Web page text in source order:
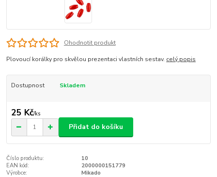
Ohodnotit produkt
Plovoucí korálky pro skvělou prezentaci vlastních sestav. celý popis
Dostupnost Skladem
25 Kč/ks
Přidat do košíku
Číslo produktu:
10
EAN kód:
2000000151779
Výrobce:
Mikado